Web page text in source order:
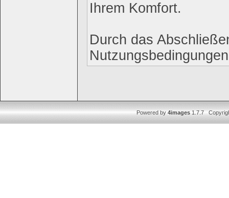
Ihrem Komfort.
Durch das
Powered by4images1.7.7